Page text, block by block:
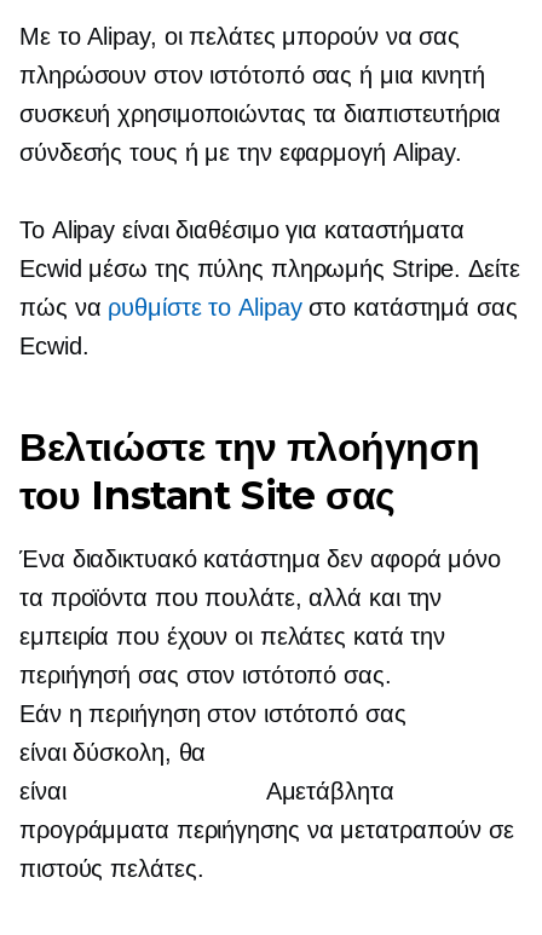
Με το Alipay, οι πελάτες μπορούν να σας
πληρώσουν στον ιστότοπό σας ή μια κινητή
συσκευή χρησιμοποιώντας τα διαπιστευτήρια
σύνδεσής τους ή με την εφαρμογή Alipay.
Το Alipay είναι διαθέσιμο για καταστήματα
Ecwid μέσω της πύλης πληρωμής Stripe. Δείτε
πώς να ρυθμίστε το Alipayστο κατάστημά σας
Ecwid.
Βελτιώστε την πλοήγηση
του Instant Site σας
Ένα διαδικτυακό κατάστημα δεν αφορά μόνο
τα προϊόντα που πουλάτε, αλλά και την
εμπειρία που έχουν οι πελάτες κατά την
περιήγησή σας στον ιστότοπό σας.
Εάν η περιήγηση στον ιστότοπό σας
είναι δύσκολη, θα
είναι Αμετάβλητα
προγράμματα περιήγησης να μετατραπούν σε
πιστούς πελάτες.